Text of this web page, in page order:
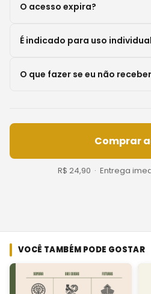
O acesso expira?
É indicado para uso
O que fazer se eu não
Comprar
R$ 24,90 · Entrega
VOCÊ TAMBÉM PODE GOSTAR